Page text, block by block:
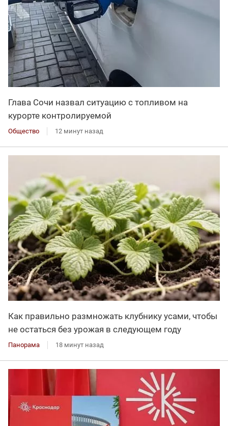
Глава Сочи назвал ситуацию с топливом на
курорте контролируемой
Общество 12 минут назад
Как правильно размножать клубнику усами, чтобы
не остаться без урожая в следующем году
Панорама 18 минут назад